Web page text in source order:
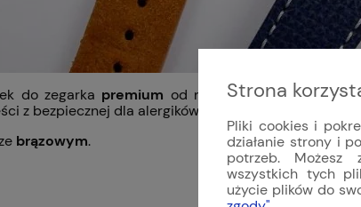
do zegarka premium od niemieckiej markiWB
z bezpiecznej dla alergików stali szlachetnej oraz
brązowym.
Strona
Pliki cookies i
działanie strony i
potrzeb. Możesz
wszystkich tych
użycie plików do